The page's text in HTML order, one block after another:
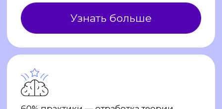
быстро овладеть новым подходом,
чтобы расширить клиентскую базу